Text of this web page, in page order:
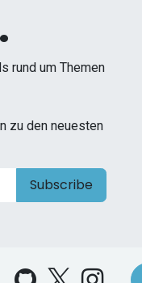
rund um Themen
zu den neuesten
Subscribe